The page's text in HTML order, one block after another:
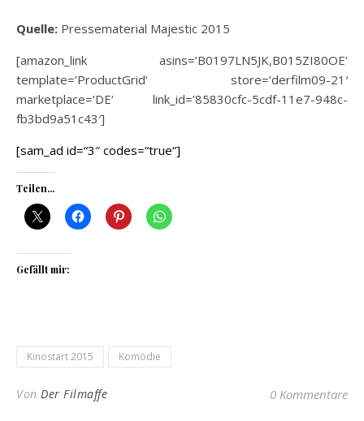
Quelle: Pressematerial Majestic 2015
[amazon_link asins=’B0197LN5JK,B015ZI80OE‘
template=’ProductGrid‘ store=’derfilm09-21′
marketplace=’DE‘ link_id=’85830cfc-5cdf-11e7-948c-
fb3bd9a51c43′]
[sam_ad id=“3″ codes=“true“]
Teilen...
Gefällt mir:
Kinostart 2015 Komödie
Von Der Filmaffe 0 Kommentare